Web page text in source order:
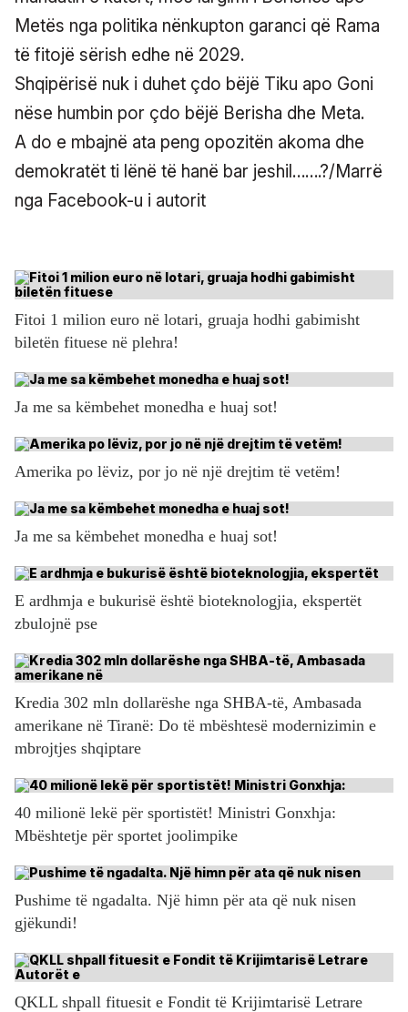
Metës nga politika nënkupton garanci që Rama
të fitojë sërish edhe në 2029.
Shqipërisë nuk i duhet çdo bëjë Tiku apo Goni
nëse humbin por çdo bëjë Berisha dhe Meta.
A do e mbajnë ata peng opozitën akoma dhe
demokratët ti lënë të hanë bar jeshil…….?/Marrë
nga Facebook-u i autorit
Fitoi 1 milion euro në lotari, gruaja hodhi gabimisht
biletën fituese në plehra!
Ja me sa këmbehet monedha e huaj sot!
Amerika po lëviz, por jo në një drejtim të vetëm!
Ja me sa këmbehet monedha e huaj sot!
E ardhmja e bukurisë është bioteknologjia, ekspertët
zbulojnë pse
Kredia 302 mln dollarëshe nga SHBA-të, Ambasada
amerikane në Tiranë: Do të mbështesë modernizimin e
mbrojtjes shqiptare
40 milionë lekë për sportistët! Ministri Gonxhja:
Mbështetje për sportet joolimpike
Pushime të ngadalta. Një himn për ata që nuk nisen
gjëkundi!
QKLL shpall fituesit e Fondit të Krijimtarisë Letrare